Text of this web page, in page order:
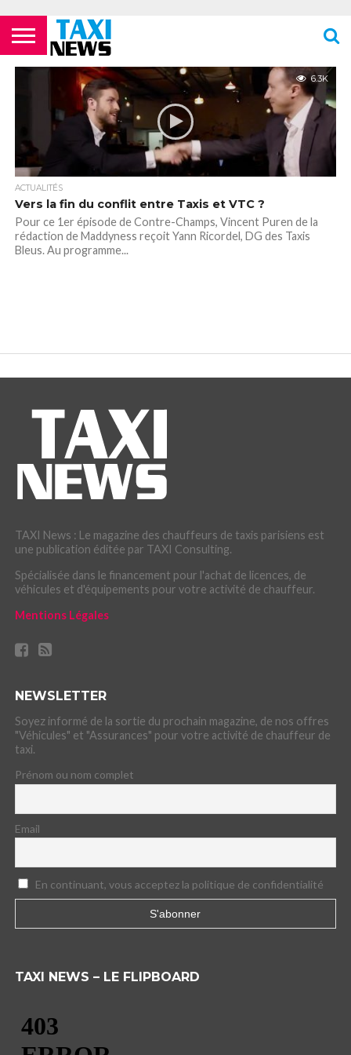
ACTUALITÉS
ECOLES DE
FORMATION
PARISIENS
LES
COMPAGNIES
AÉRIENNES /
AÉROPORTS
ROISSY –
LES
FOURRIÈRES
LES
PHARMACIES
24H/24 OU
TARDIVES
LES
STATIONS
DE TAXIS
LES
TOILETTES
PUBLIQUES
MENTIONS
LÉGALES
NEWSLETTER
NOUS
CONTACTER
POLITIQUE DE
CONFIDENTIALITÉ
VIDÉOS
6.3K
ACTUALITÉS
Vers la fin du conflit entre Taxis et VTC ?
Pour ce 1er épisode de Contre-Champs, Vincent Puren de la
rédaction de Maddyness reçoit Yann Ricordel, DG des Taxis
Bleus. Au programme...
TAXI News : Le magazine des chauffeurs de taxis parisiens est
une publication éditée par TAXI Consulting.
Spécialisée dans le financement pour l'achat de licences, de
véhicules et d'équipements pour votre activité de chauffeur.
Mentions Légales
NEWSLETTER
Soyez informé de la sortie du prochain magazine, de nos offres
"Véhicules" et "Assurances" pour votre activité de chauffeur de
taxi.
Prénom ou nom complet
Email
En continuant, vous acceptez la politique de confidentialité
TAXI NEWS – LE FLIPBOARD